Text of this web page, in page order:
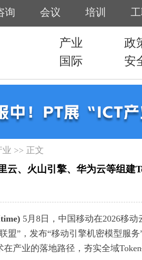
业 >> 正文
云、火山引擎、华为云等组建
5月8日，中国移动在2026移
盟”，发布“移动引擎机密模型服
在产业的落地路径，夯实全域Token